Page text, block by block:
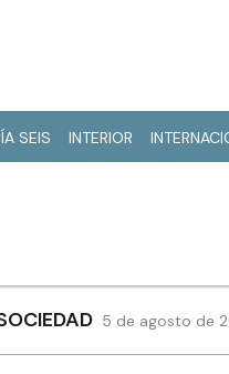
SEIS INTERIOR
5 de agosto de